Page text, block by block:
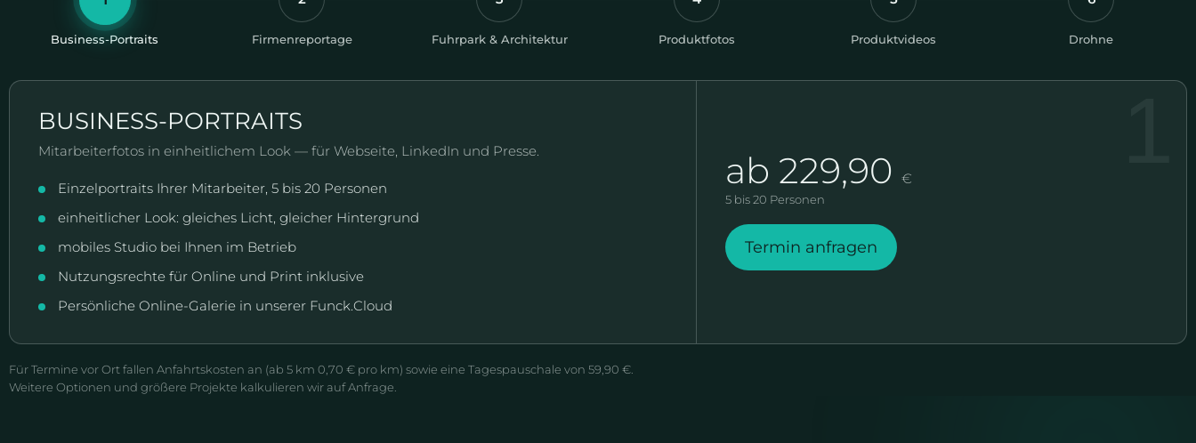
Business-Portraits Firmenreportage Fuhrpark & Architektur Produktfotos Produktvideos Drohne
BUSINESS-PORTRAITS
Mitarbeiterfotos in einheitlichem Look — für Webseite, LinkedIn und Presse.
Einzelportraits Ihrer Mitarbeiter, 5 bis 20 Personen
einheitlicher Look: gleiches Licht, gleicher Hintergrund
mobiles Studio bei Ihnen im Betrieb
Nutzungsrechte für Online und Print inklusive
Persönliche Online-Galerie in unserer Funck.Cloud
ab 229,90€
5 bis 20 Personen
Termin anfragen
Für Termine vor Ort fallen Anfahrtskosten an (ab 5 km 0,70 € pro km) sowie eine Tagespauschale von 59,90 €.
Weitere Optionen und größere Projekte kalkulieren wir auf Anfrage.